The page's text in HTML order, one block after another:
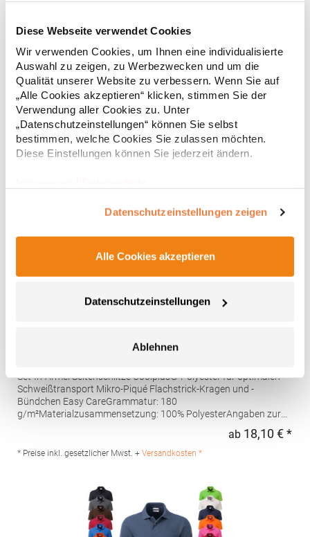
Diese Webseite verwendet Cookies
Wir verwenden Cookies, um Ihnen eine individualisierte
Auswahl zu zeigen, zu Werbezwecken und um die
Qualität unserer Website zu verbessern. Wenn Sie auf
„Alle Cookies akzeptieren“ klicken, stimmen Sie der
Verwendung aller Cookies zu. Unter
„Datenschutzeinstellungen“ können Sie selbst
bestimmen, welche Cookies Sie zulassen möchten.
Diese Einstellungen können Sie jederzeit ändern.
Datenschutzeinstellungen zeigen
Alle Cookies akzeptieren
Datenschutzeinstellungen
Ablehnen
Strapazierfähiges Polohemd aus Mischgewebe Overlock-Nähte
mit Polyfilm für Formstabilität Flachstrick-Kragen und
Ärmelbündchen in Rippstrick Doppelnähte an Schultern
Verstärkte Nähte an stark beanspruchten Stellen Neutrales
Etikett im Kragen für die einfache Veredelung/Personalisierung
Verstärkte Knopfleiste mit drei Knöpfen Aufgesetzte
Brusttasche mit Knopfverschluss Verstärkte Seitenschlitze
Eigenschaften, Atmungsaktivität und Verzugkontrolle Weicher,
auf der linken BrustseiteGrammatur: 200
BaumwolleAngaben zur Produktsicherheit: Herst.-Nr.:
R312XHersteller: Result Clothing Ltd. Narcisova 1 821 01
Bratislava Slowakei E-Mail: sales@resultclothing.com
ab16,05 € *
* Preise inkl. gesetzlicher Mwst. +Versandkosten *
W475 Henbury Herren Coolplus®
Set-In-Ärmel Seitenschlitze Coolplus®-Polyester für optimalen
Schweißtransport Mikro-Piqué Flachstrick-Kragen und -
Bündchen Easy CareGrammatur: 180
g/m²Materialzusammensetzung: 100% PolyesterAngaben zur
Kingsfordweg 151 1043GR Amsterdam Niederlande E-Mail:
marketing@henbury.com
ab 18,10 € *
* Preise inkl. gesetzlicher Mwst. + Versandkosten *